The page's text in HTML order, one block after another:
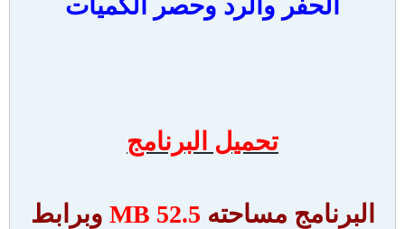
الحفر والرد وحصر الكميات
تحميل البرنامج
البرنامج مساحته 52.5 MB
وبرابط